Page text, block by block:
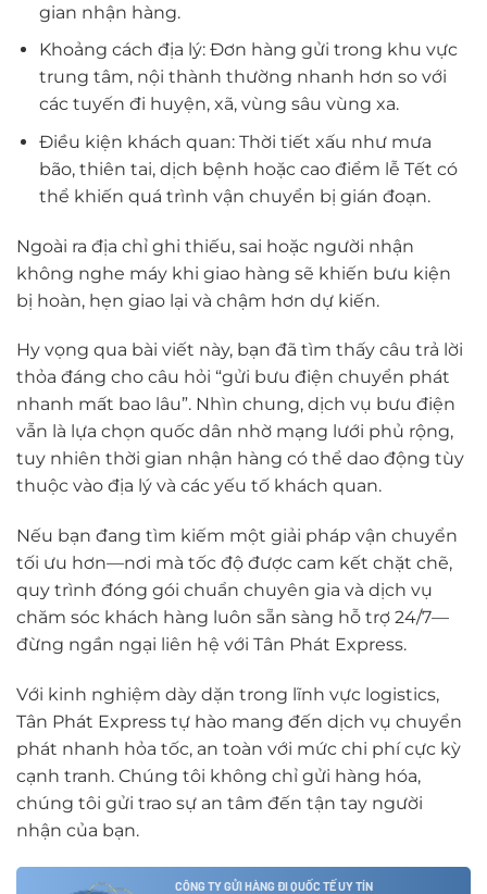
gian nhận hàng.
Khoảng cách địa lý: Đơn hàng gửi trong khu vực
trung tâm, nội thành thường nhanh hơn so với
các tuyến đi huyện, xã, vùng sâu vùng xa.
Điều kiện khách quan: Thời tiết xấu như mưa
bão, thiên tai, dịch bệnh hoặc cao điểm lễ Tết có
thể khiến quá trình vận chuyển bị gián đoạn.
Ngoài ra địa chỉ ghi thiếu, sai hoặc người nhận
không nghe máy khi giao hàng sẽ khiến bưu kiện
bị hoàn, hẹn giao lại và chậm hơn dự kiến.
Hy vọng qua bài viết này, bạn đã tìm thấy câu trả lời
thỏa đáng cho câu hỏi “gửi bưu điện chuyển phát
nhanh mất bao lâu”. Nhìn chung, dịch vụ bưu điện
vẫn là lựa chọn quốc dân nhờ mạng lưới phủ rộng,
tuy nhiên thời gian nhận hàng có thể dao động tùy
thuộc vào địa lý và các yếu tố khách quan.
Nếu bạn đang tìm kiếm một giải pháp vận chuyển
tối ưu hơn—nơi mà tốc độ được cam kết chặt chẽ,
quy trình đóng gói chuẩn chuyên gia và dịch vụ
chăm sóc khách hàng luôn sẵn sàng hỗ trợ 24/7—
đừng ngần ngại liên hệ với Tân Phát Express.
Với kinh nghiệm dày dặn trong lĩnh vực logistics,
Tân Phát Express tự hào mang đến dịch vụ chuyển
phát nhanh hỏa tốc, an toàn với mức chi phí cực kỳ
cạnh tranh. Chúng tôi không chỉ gửi hàng hóa,
chúng tôi gửi trao sự an tâm đến tận tay người
nhận của bạn.
CÔNG TY GỬI HÀNG ĐI QUỐC TẾ UY TÍN